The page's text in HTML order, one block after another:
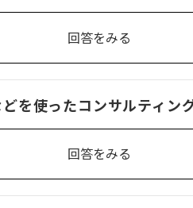
回答をみる
を使ったコンサルティン
回答をみる